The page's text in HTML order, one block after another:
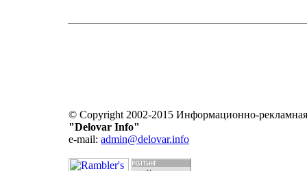
© Copyright 2002-2015 Информационно-
"Delovar Info"
e-mail: admin@delovar.info